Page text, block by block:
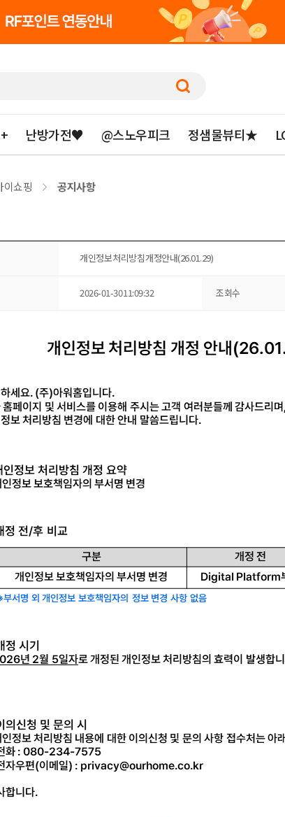
난방가전♥ @스노우피크 정샘물뷰티★
이쇼핑 공지사항
개인정보 처리방침 개정안내(26.01.29)
2026-01-30 11:09:32 조회수